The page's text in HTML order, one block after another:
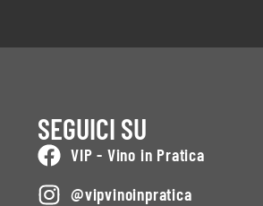
SEGUICI SU
VIP - Vino in Pratica
@vipvinoinpratica